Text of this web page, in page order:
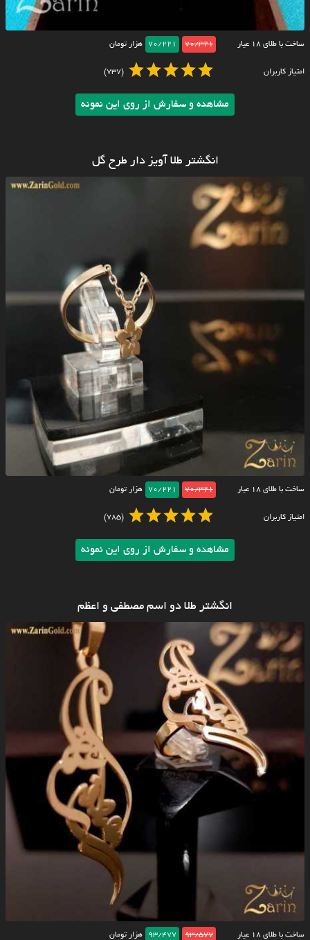
ساخت با طلای ۱۸ عیار 70/321
70/221 هزار تومان
امتیاز کاربران (737)
مشاهده و سفارش از روی این نمونه
انگشتر طلا آویز دار طرح گل
ساخت با طلای ۱۸ عیار 70/321
70/221 هزار تومان
امتیاز کاربران (785)
مشاهده و سفارش از روی این نمونه
انگشتر طلا دو اسم مصطفی و اعظم
ساخت با طلای ۱۸ عیار 93/577
93/477 هزار تومان